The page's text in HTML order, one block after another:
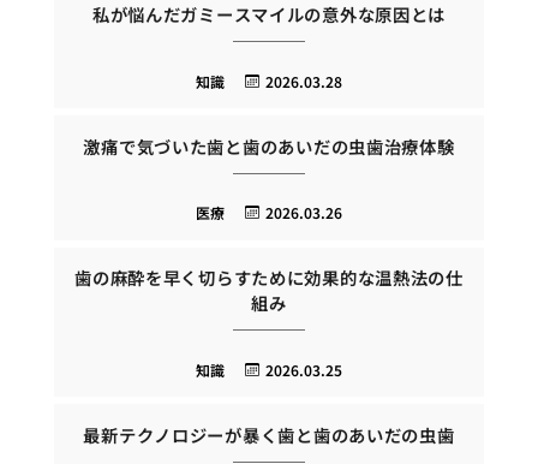
私が悩んだガミースマイルの意外な原因とは
2026.03.28
知識
激痛で気づいた歯と歯のあいだの虫歯治療体験
2026.03.26
医療
歯の麻酔を早く切らすために効果的な温熱法の仕
組み
2026.03.25
知識
最新テクノロジーが暴く歯と歯のあいだの虫歯